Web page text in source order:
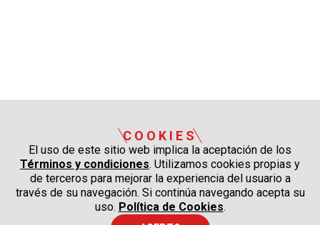
COOKIES
El uso de este sitio web implica la aceptación de los
Términos y condiciones. Utilizamos cookies propias y
de terceros para mejorar la experiencia del usuario a
través de su navegación. Si continúa navegando acepta su
uso. Política de Cookies.